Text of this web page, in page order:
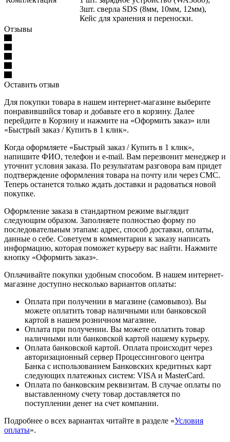
3шт. сверла SDS (8мм, 10мм, 12мм),
Кейс для хранения и переноски.
Отзывы
Оставить отзыв
Для покупки товара в нашем интернет-магазине выберите
понравившийся товар и добавьте его в корзину. Далее
перейдите в Корзину и нажмите на «Оформить заказ» или
«Быстрый заказ / Купить в 1 клик».
Когда оформляете «Быстрый заказ / Купить в 1 клик»,
напишите ФИО, телефон и e-mail. Вам перезвонит менеджер и
уточнит условия заказа. По результатам разговора вам придет
подтверждение оформления товара на почту или через СМС.
Теперь останется только ждать доставки и радоваться новой
покупке.
Оформление заказа в стандартном режиме выглядит
следующим образом. Заполняете полностью форму по
последовательным этапам: адрес, способ доставки, оплаты,
данные о себе. Советуем в комментарии к заказу написать
информацию, которая поможет курьеру вас найти. Нажмите
кнопку «Оформить заказ».
Оплачивайте покупки удобным способом. В нашем интернет-
магазине доступно несколько вариантов оплаты:
Оплата при получении в магазине (самовывоз). Вы
можете оплатить товар наличными или банковской
картой в нашем розничном магазине.
Оплата при получении. Вы можете оплатить товар
наличными или банковской картой нашему курьеру.
Оплата банковской картой. Оплата происходит через
авторизационный сервер Процессингового центра
Банка с использованием Банковских кредитных карт
следующих платежных систем: VISA и MasterCard.
Оплата по банковским реквизитам. В случае оплаты по
выставленному счету товар доставляется по
поступлении денег на счет компании.
Подробнее о всех вариантах читайте в разделе «Условия
оплаты».